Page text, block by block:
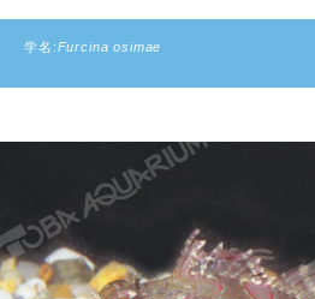
学名:Furcina osimae